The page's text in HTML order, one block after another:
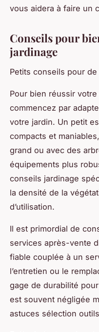
vous aidera à faire un
Conseils pour
jardinage
Petits conseils pour
Pour bien réussir
commencez par
votre jardin. Un petit
compacts et
grand ou avec des
équipements plus
conseils jardinage
la densité de la
d’utilisation.
Il est primordial de
services après-vente
fiable couplée à un
l’entretien ou le
gage de durabilité
est souvent négligée
astuces sélection